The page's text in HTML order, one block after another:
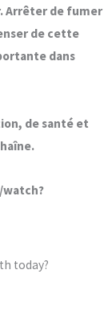
Arrêter de fumer
de cette
dans
de santé et
today?